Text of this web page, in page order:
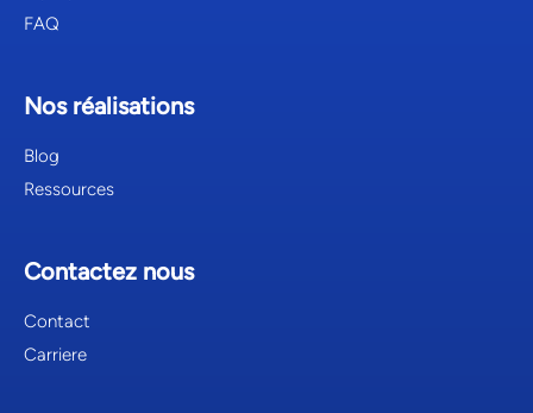
FAQ
Nos réalisations
Blog
Ressources
Contactez nous
Contact
Carriere